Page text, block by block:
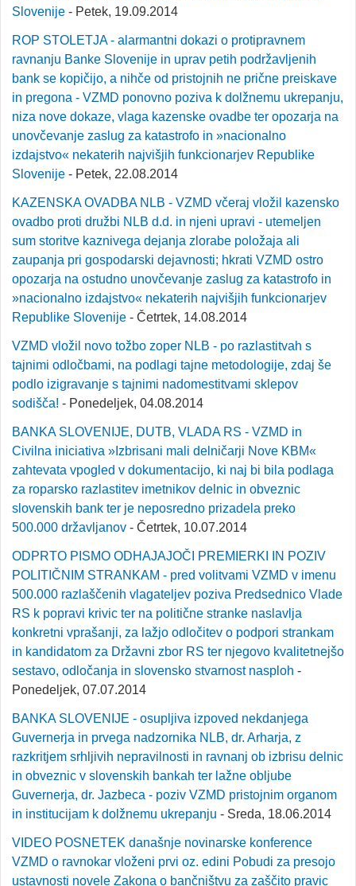
Slovenije - Petek, 19.09.2014
ROP STOLETJA - alarmantni dokazi o protipravnem
ravnanju Banke Slovenije in uprav petih podržavljenih
bank se kopičijo, a nihče od pristojnih ne prične preiskave
in pregona - VZMD ponovno poziva k dolžnemu ukrepanju,
niza nove dokaze, vlaga kazenske ovadbe ter opozarja na
unovčevanje zaslug za katastrofo in »nacionalno
izdajstvo« nekaterih najvišjih funkcionarjev Republike
Slovenije - Petek, 22.08.2014
KAZENSKA OVADBA NLB - VZMD včeraj vložil kazensko
ovadbo proti družbi NLB d.d. in njeni upravi - utemeljen
sum storitve kaznivega dejanja zlorabe položaja ali
zaupanja pri gospodarski dejavnosti; hkrati VZMD ostro
opozarja na ostudno unovčevanje zaslug za katastrofo in
»nacionalno izdajstvo« nekaterih najvišjih funkcionarjev
Republike Slovenije - Četrtek, 14.08.2014
VZMD vložil novo tožbo zoper NLB - po razlastitvah s
tajnimi odločbami, na podlagi tajne metodologije, zdaj še
podlo izigravanje s tajnimi nadomestitvami sklepov
sodišča! - Ponedeljek, 04.08.2014
BANKA SLOVENIJE, DUTB, VLADA RS - VZMD in
Civilna iniciativa »Izbrisani mali delničarji Nove KBM«
zahtevata vpogled v dokumentacijo, ki naj bi bila podlaga
za roparsko razlastitev imetnikov delnic in obveznic
slovenskih bank ter je neposredno prizadela preko
500.000 državljanov - Četrtek, 10.07.2014
ODPRTO PISMO ODHAJAJOČI PREMIERKI IN POZIV
POLITIČNIM STRANKAM - pred volitvami VZMD v imenu
500.000 razlaščenih vlagateljev poziva Predsednico Vlade
RS k popravi krivic ter na politične stranke naslavlja
konkretni vprašanji, za lažjo odločitev o podpori strankam
in kandidatom za Državni zbor RS ter njegovo kvalitetnejšo
sestavo, odločanja in slovensko stvarnost nasploh -
Ponedeljek, 07.07.2014
BANKA SLOVENIJE - osupljiva izpoved nekdanjega
Guvernerja in prvega nadzornika NLB, dr. Arharja, z
razkritjem srhljivih nepravilnosti in ravnanj ob izbrisu delnic
in obveznic v slovenskih bankah ter lažne obljube
Guvernerja, dr. Jazbeca - poziv VZMD pristojnim organom
in institucijam k dolžnemu ukrepanju - Sreda, 18.06.2014
VIDEO POSNETEK današnje novinarske konference
VZMD o ravnokar vloženi prvi oz. edini Pobudi za presojo
ustavnosti novele Zakona o bančništvu za zaščito pravic